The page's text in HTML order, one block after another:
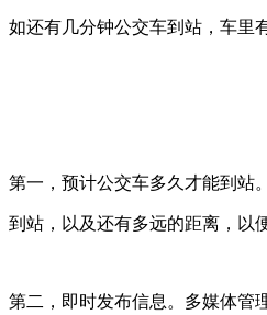
如还有几分钟公交车到站，车里
第一，预计公交车多久才能到站
到站，以及还有多远的距离，以
第二，即时发布信息。多媒体管